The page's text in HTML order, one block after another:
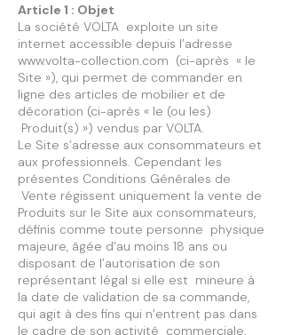
Article 1 : Objet
La société VOLTA exploite un site
internet accessible depuis l’adresse
www.volta-collection.com (ci-après « le
Site »), qui permet de commander en
ligne des articles de mobilier et de
décoration (ci-après « le (ou les)
Produit(s) ») vendus par VOLTA.
Le Site s’adresse aux consommateurs et
aux professionnels. Cependant les
présentes Conditions Générales de
Vente régissent uniquement la vente de
Produits sur le Site aux consommateurs,
définis comme toute personne physique
majeure, âgée d’au moins 18 ans ou
disposant de l’autorisation de son
représentant légal si elle est mineure à
la date de validation de sa commande,
qui agit à des fins qui n’entrent pas dans
le cadre de son activité commerciale,